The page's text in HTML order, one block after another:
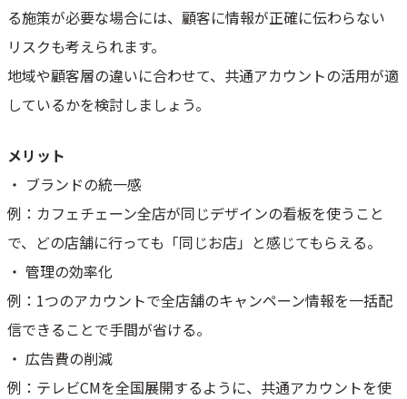
る施策が必要な場合には、顧客に情報が正確に伝わらない
リスクも考えられます。
地域や顧客層の違いに合わせて、共通アカウントの活用が適
しているかを検討しましょう。
メリット
・ ブランドの統一感
例：カフェチェーン全店が同じデザインの看板を使うこと
で、どの店舗に行っても「同じお店」と感じてもらえる。
・ 管理の効率化
例：1つのアカウントで全店舗のキャンペーン情報を一括配
信できることで手間が省ける。
・ 広告費の削減
例：テレビCMを全国展開するように、共通アカウントを使